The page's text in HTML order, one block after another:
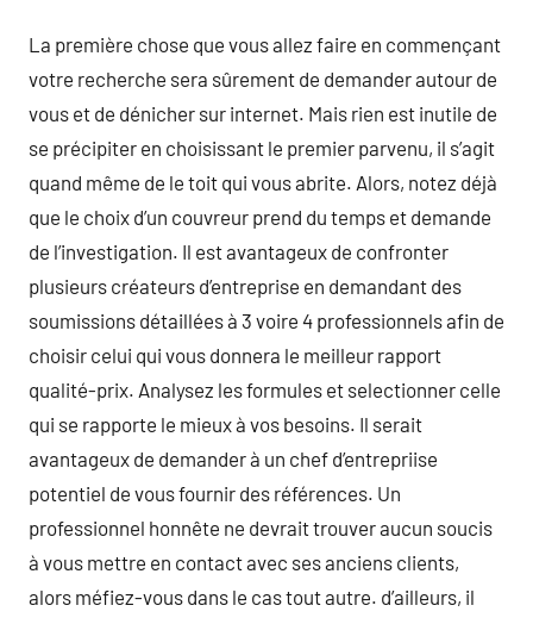
La première chose que vous allez faire en commençant
votre recherche sera sûrement de demander autour de
vous et de dénicher sur internet. Mais rien est inutile de
se précipiter en choisissant le premier parvenu, il s’agit
quand même de le toit qui vous abrite. Alors, notez déjà
que le choix d’un couvreur prend du temps et demande
de l’investigation. Il est avantageux de confronter
plusieurs créateurs d’entreprise en demandant des
soumissions détaillées à 3 voire 4 professionnels afin de
choisir celui qui vous donnera le meilleur rapport
qualité-prix. Analysez les formules et selectionner celle
qui se rapporte le mieux à vos besoins. Il serait
avantageux de demander à un chef d’entrepriise
potentiel de vous fournir des références. Un
professionnel honnête ne devrait trouver aucun soucis
à vous mettre en contact avec ses anciens clients,
alors méfiez-vous dans le cas tout autre. d’ailleurs, il